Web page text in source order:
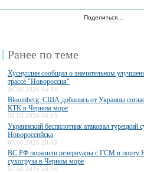
Поделиться…
Ранее по теме
Хуснуллин сообщил о значительном
трассе "Новороссия"
08.08.2026 06:44
Bloomberg: США добились от Украины
КТК в Черном море
08.08.2026 06:13
Украинский беспилотник атаковал турецкий
Новороссийска
07.08.2026 20:43
ВС РФ поразили резервуары с ГСМ в
сухогруза в Черном море
07.08.2026 20:34